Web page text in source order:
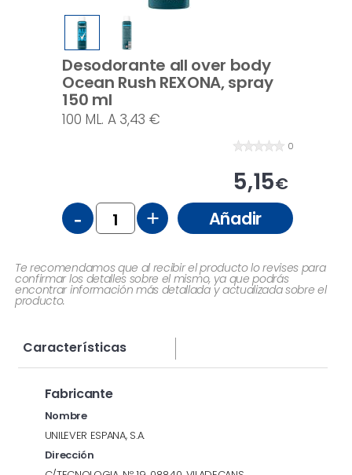
Desodorante all over body
Ocean Rush REXONA, spray
150 ml
0
5,15€
100 ML. A 3,43 €
- + Añadir
Te recomendamos que al recibir el producto lo revises para
confirmar los detalles sobre el mismo, ya que podrás
encontrar información más detallada y actualizada sobre el
producto.
Características
Fabricante
Nombre
UNILEVER ESPANA, S.A.
Dirección